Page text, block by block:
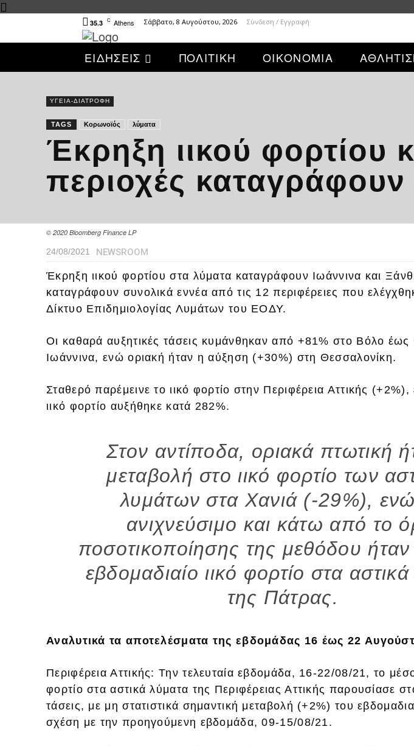
35.3 C Athens Σάββατο, 8 Αυγούστου, 2026 Σύνδεση / Εγγραφή
ΕΙΔΗΣΕΙΣ ΠΟΛΙΤΙΚΗ ΟΙΚΟΝΟΜΙΑ
ΥΓΕΙΑ-ΔΙΑΤΡΟΦΗ
TAGS Κορωνοϊός λύματα
Έκρηξη ιικού φορτίου
περιοχές καταγράφουν
© 2020 Bloomberg Finance LP
24/08/2021 NEWSROOM
Έκρηξη ιικού φορτίου στα λύματα καταγράφουν Ιωάννινα και
καταγράφουν συνολικά εννέα από τις 12 περιφέρειες που
Δίκτυο Επιδημιολογίας Λυμάτων του ΕΟΔΥ.
Οι καθαρά αυξητικές τάσεις κυμάνθηκαν από +81% στο Βόλο έως
Ιωάννινα, ενώ οριακή ήταν η αύξηση (+30%) στη Θεσσαλονίκη.
Σταθερό παρέμεινε το ιικό φορτίο στην Περιφέρεια Αττικής
ιικό φορτίο αυξήθηκε κατά 282%.
Στον αντίποδα, οριακά πτωτική
μεταβολή στο ιικό φορτίο των
λυμάτων στα Χανιά (-29%),
ανιχνεύσιμο και κάτω από το
ποσοτικοποίησης της μεθόδου
εβδομαδιαίο ιικό φορτίο στα
της Πάτρας.
Αναλυτικά τα αποτελέσματα της εβδομάδας 16 έως 22
Περιφέρεια Αττικής: Την τελευταία εβδομάδα, 16-22/08/21, το μέσο
φορτίο στα αστικά λύματα της Περιφέρειας Αττικής παρουσίασε
τάσεις, με μη στατιστικά σημαντική μεταβολή (+2%) του
σχέση με την προηγούμενη εβδομάδα, 09-15/08/21.